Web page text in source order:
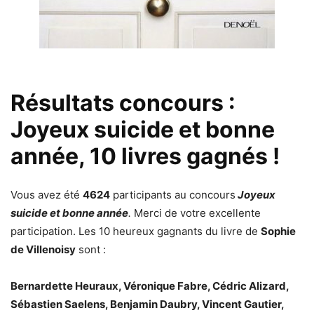
Résultats concours :
Joyeux suicide et bonne
année, 10 livres gagnés !
Vous avez été 4624 participants au concours Joyeux
suicide et bonne année. Merci de votre excellente
participation. Les 10 heureux gagnants du livre de Sophie
de Villenoisy sont :
Bernardette Heuraux, Véronique Fabre, Cédric Alizard,
Sébastien Saelens, Benjamin Daubry, Vincent Gautier,